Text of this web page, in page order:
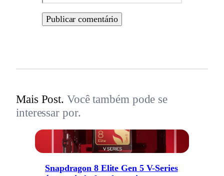
Mais Post. Você também pode se
interessar por.
Snapdragon 8 Elite Gen 5 V-Series